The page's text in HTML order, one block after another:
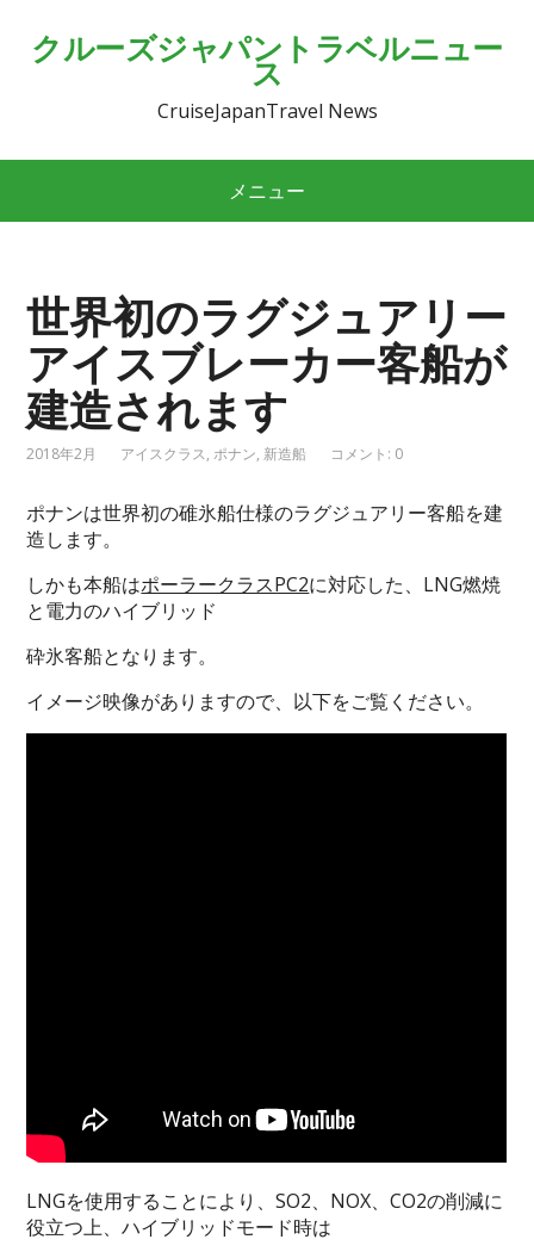
クルーズジャパントラベルニュー
ス
CruiseJapanTravel News
メニュー
世界初のラグジュアリー
アイスブレーカー客船が
建造されます
2018年2月 アイスクラス,ポナン, 新造船 コメント: 0
ポナンは世界初の碓氷船仕様のラグジュアリー客船を建
造します。
しかも本船はポーラークラスPC2に対応した、LNG燃焼
と電力のハイブリッド
砕氷客船となります。
イメージ映像がありますので、以下をご覧ください。
LNGを使用することにより、SO2、NOX、CO2の削減に
役立つ上、ハイブリッドモード時は